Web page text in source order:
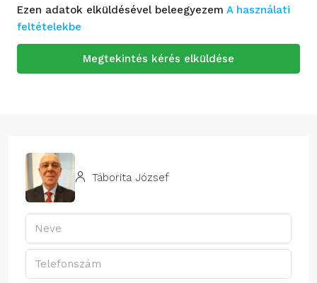
Ezen adatok elküldésével beleegyezem A használati
feltételekbe
Megtekintés kérés elküldése
Táborita József